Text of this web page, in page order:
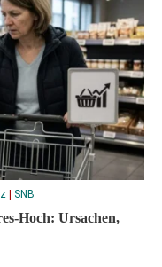
| SNB
Hoch: Ursachen,